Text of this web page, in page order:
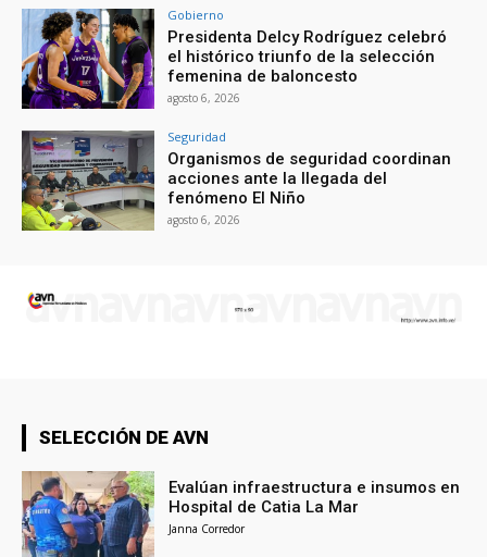
Gobierno
Presidenta Delcy Rodríguez celebró
el histórico triunfo de la selección
femenina de baloncesto
agosto 6, 2026
Seguridad
Organismos de seguridad coordinan
acciones ante la llegada del
fenómeno El Niño
agosto 6, 2026
SELECCIÓN DE AVN
Evalúan infraestructura e insumos en
Hospital de Catia La Mar
Janna Corredor